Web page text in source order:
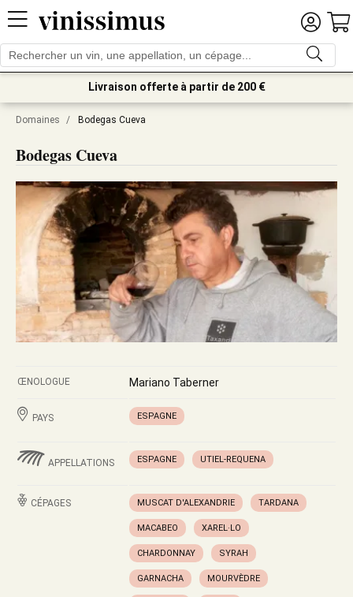
Livraison offerte à partir de 200 €
Domaines / Bodegas Cueva
Bodegas Cueva
ŒNOLOGUE Mariano Taberner
PAYS ESPAGNE
APPELLATIONS ESPAGNE UTIEL-REQUENA
CÉPAGES MUSCAT D'ALEXANDRIE TARDANA
MACABEO XAREL·LO
CHARDONNAY SYRAH
GARNACHA MOURVÈDRE